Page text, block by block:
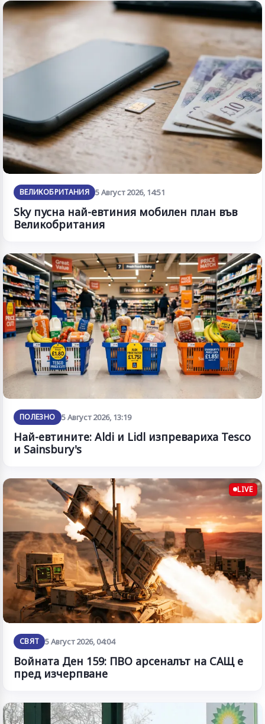
ВЕЛИКОБРИТАНИЯ 5 Август 2026, 14:51
Sky пусна най-евтиния мобилен план във
Великобритания
ПОЛЕЗНО 5 Август 2026, 13:19
Най-евтините: Aldi и Lidl изпревариха Tesco
и Sainsbury's
LIVE
СВЯТ 5 Август 2026, 04:04
Войната Ден 159: ПВО арсеналът на САЩ е
пред изчерпване